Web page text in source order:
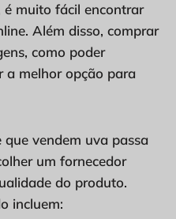
é muito fácil encontrar
Além disso, comprar
como poder
a melhor opção para
vendem uva passa
um fornecedor
do produto.
incluem: